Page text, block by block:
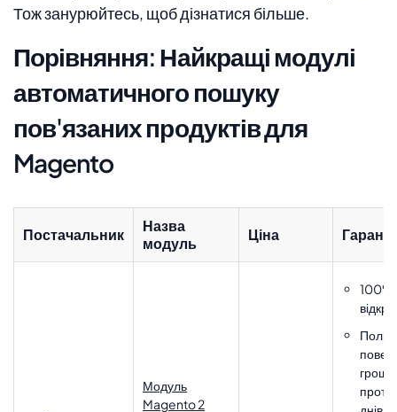
Тож занурюйтесь, щоб дізнатися більше.
Порівняння: Найкращі модулі
автоматичного пошуку
пов'язаних продуктів для
Magento
Постачальник
Назва
модуль
Ціна
Модуль
Magento 2
100%